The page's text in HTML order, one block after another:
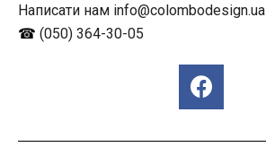
Написати нам info@colombodesign.ua
☎ (050) 364-30-05